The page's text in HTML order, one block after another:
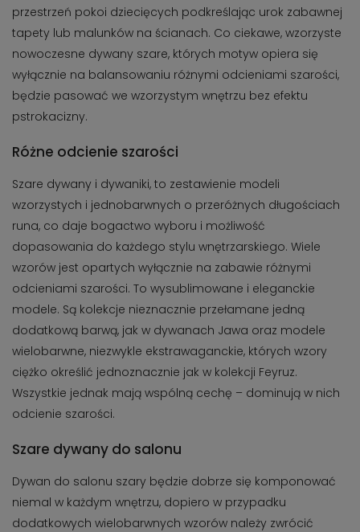
przestrzeń pokoi dziecięcych podkreślając urok zabawnej
tapety lub malunków na ścianach. Co ciekawe, wzorzyste
nowoczesne dywany szare, których motyw opiera się
wyłącznie na balansowaniu różnymi odcieniami szarości,
będzie pasować we wzorzystym wnętrzu bez efektu
pstrokacizny.
Różne odcienie szarości
Szare dywany i dywaniki, to zestawienie modeli
wzorzystych i jednobarwnych o przeróżnych długościach
runa, co daje bogactwo wyboru i możliwość
dopasowania do każdego stylu wnętrzarskiego. Wiele
wzorów jest opartych wyłącznie na zabawie różnymi
odcieniami szarości. To wysublimowane i eleganckie
modele. Są kolekcje nieznacznie przełamane jedną
dodatkową barwą, jak w dywanach Jawa oraz modele
wielobarwne, niezwykle ekstrawaganckie, których wzory
ciężko określić jednoznacznie jak w kolekcji Feyruz.
Wszystkie jednak mają wspólną cechę – dominują w nich
odcienie szarości.
Szare dywany do salonu
Dywan do salonu szary będzie dobrze się komponować
niemal w każdym wnętrzu, dopiero w przypadku
dodatkowych wielobarwnych wzorów należy zwrócić